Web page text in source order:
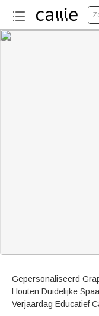
Gepersonaliseerd
Houten Duidelijke
Verjaardag Educatief